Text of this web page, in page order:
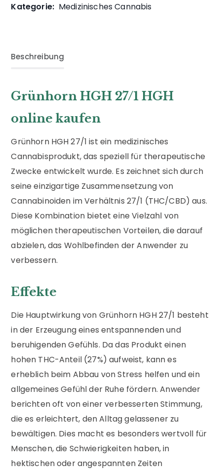
Kategorie: Medizinisches Cannabis
Beschreibung
Grünhorn HGH 27/1 HGH
online kaufen
Grünhorn HGH 27/1 ist ein medizinisches
Cannabisprodukt, das speziell für therapeutische
Zwecke entwickelt wurde. Es zeichnet sich durch
seine einzigartige Zusammensetzung von
Cannabinoiden im Verhältnis 27/1 (THC/CBD) aus.
Diese Kombination bietet eine Vielzahl von
möglichen therapeutischen Vorteilen, die darauf
abzielen, das Wohlbefinden der Anwender zu
verbessern.
Effekte
Die Hauptwirkung von Grünhorn HGH 27/1 besteht
in der Erzeugung eines entspannenden und
beruhigenden Gefühls. Da das Produkt einen
hohen THC-Anteil (27%) aufweist, kann es
erheblich beim Abbau von Stress helfen und ein
allgemeines Gefühl der Ruhe fördern. Anwender
berichten oft von einer verbesserten Stimmung,
die es erleichtert, den Alltag gelassener zu
bewältigen. Dies macht es besonders wertvoll für
Menschen, die Schwierigkeiten haben, in
hektischen oder angespannten Zeiten